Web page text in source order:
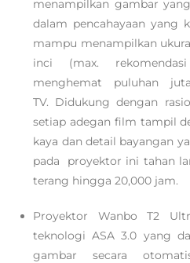
menampilkan gambar
dalam pencahayaan yang
mampu menampilkan
inci (max.
menghemat puluhan
TV. Didukung dengan
setiap adegan film tampil
kaya dan detail bayangan
pada proyektor ini tahan
terang hingga 20,000 jam.
Proyektor Wanbo T2
teknologi ASA 3.0 yang
gambar secara